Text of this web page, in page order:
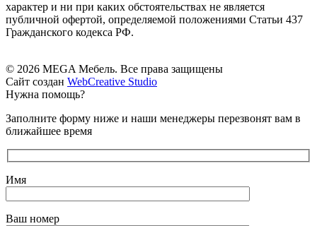
характер и ни при каких обстоятельствах не является
публичной офертой, определяемой положениями Статьи 437
Гражданского кодекса РФ.
© 2026 MEGA Мебель. Все права защищены
Сайт создан WebCreative Studio
Нужна помощь?
Заполните форму ниже и наши менеджеры перезвонят вам в
ближайшее время
Имя
Ваш номер